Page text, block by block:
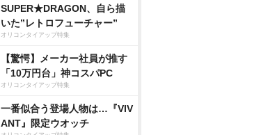
SUPER★DRAGON、自ら描
いた”レトロフューチャー”
オリコンタイアップ特集
【驚愕】メーカー社員が推す
「10万円台」神コスパPC
オリコンタイアップ特集
一番似合う登場人物は…『VIV
ANT』限定ウオッチ